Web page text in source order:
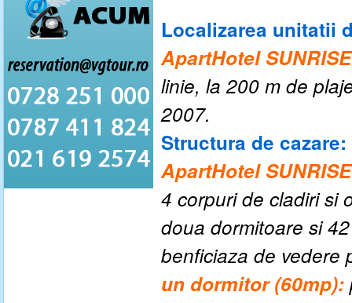
Localizarea unitatii
ApartHotel
linie, la 200 m de
2007.
Structura de cazare:
ApartHotel
4 corpuri de cladiri si
doua dormitoare si
benficiaza de vedere
un dormitor (60mp):